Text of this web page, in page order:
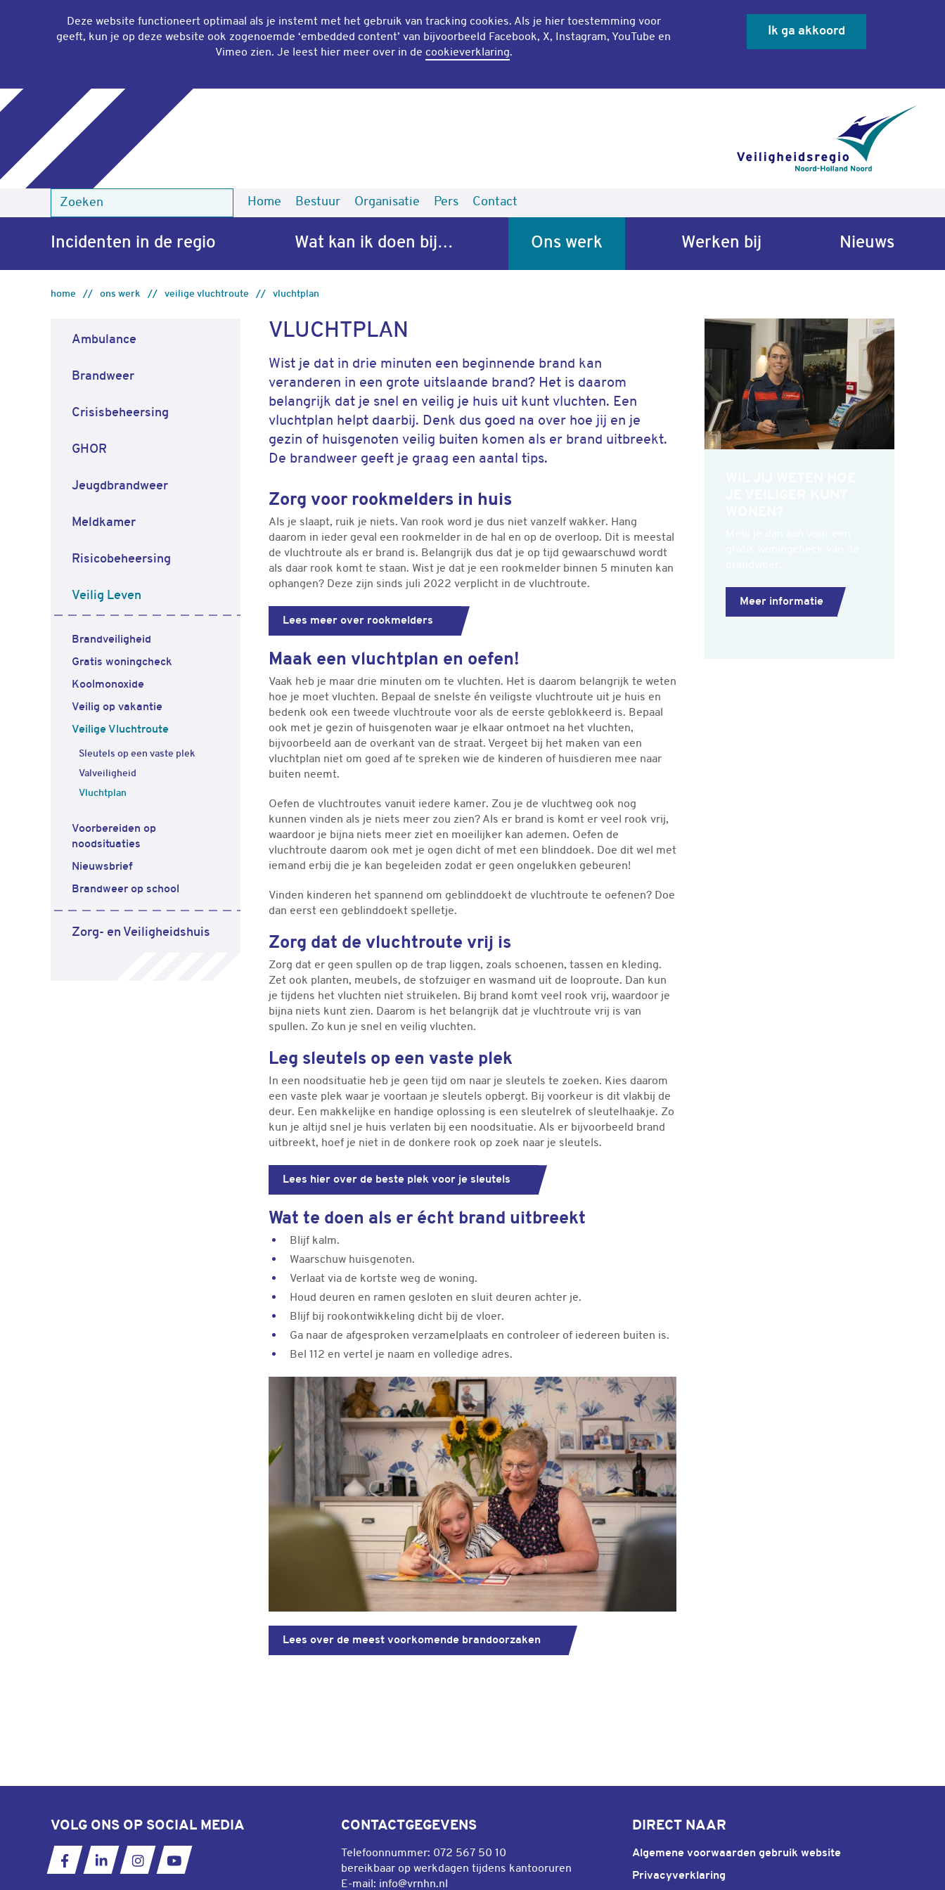
Deze website functioneert optimaal als je instemt met het gebruik van tracking cookies. Als je hier toestemming voor
geeft, kun je op deze website ook zogenoemde ‘embedded content’ van bijvoorbeeld Facebook, X, Instagram, YouTube en
Vimeo zien. Je leest hier meer over in de cookieverklaring.
Ik ga akkoord
Home Bestuur Organisatie Pers Contact
Zoeken
Incidenten in de regio Wat kan ik doen bij… Ons werk Werken bij Nieuws
home ons werk veilige vluchtroute vluchtplan
Ambulance
Brandweer
Crisisbeheersing
GHOR
Jeugdbrandweer
Meldkamer
Risicobeheersing
Veilig Leven
Brandveiligheid
Gratis woningcheck
Koolmonoxide
Veilig op vakantie
Veilige Vluchtroute
Sleutels op een vaste plek
Valveiligheid
Vluchtplan
Voorbereiden op
noodsituaties
Nieuwsbrief
Brandweer op school
Zorg- en Veiligheidshuis
VLUCHTPLAN
Wist je dat in drie minuten een beginnende brand kan
veranderen in een grote uitslaande brand? Het is daarom
belangrijk dat je snel en veilig je huis uit kunt vluchten. Een
vluchtplan helpt daarbij. Denk dus goed na over hoe jij en je
gezin of huisgenoten veilig buiten komen als er brand uitbreekt.
De brandweer geeft je graag een aantal tips.
Zorg voor rookmelders in huis
Als je slaapt, ruik je niets. Van rook word je dus niet vanzelf wakker. Hang
daarom in ieder geval een rookmelder in de hal en op de overloop. Dit is meestal
de vluchtroute als er brand is. Belangrijk dus dat je op tijd gewaarschuwd wordt
als daar rook komt te staan. Wist je dat je een rookmelder binnen 5 minuten kan
ophangen? Deze zijn sinds juli 2022 verplicht in de vluchtroute.
Lees meer over rookmelders
Maak een vluchtplan en oefen!
Vaak heb je maar drie minuten om te vluchten. Het is daarom belangrijk te weten
hoe je moet vluchten. Bepaal de snelste én veiligste vluchtroute uit je huis en
bedenk ook een tweede vluchtroute voor als de eerste geblokkeerd is. Bepaal
ook met je gezin of huisgenoten waar je elkaar ontmoet na het vluchten,
bijvoorbeeld aan de overkant van de straat. Vergeet bij het maken van een
vluchtplan niet om goed af te spreken wie de kinderen of huisdieren mee naar
buiten neemt.
Oefen de vluchtroutes vanuit iedere kamer. Zou je de vluchtweg ook nog
kunnen vinden als je niets meer zou zien? Als er brand is komt er veel rook vrij,
waardoor je bijna niets meer ziet en moeilijker kan ademen. Oefen de
vluchtroute daarom ook met je ogen dicht of met een blinddoek. Doe dit wel met
iemand erbij die je kan begeleiden zodat er geen ongelukken gebeuren!
Vinden kinderen het spannend om geblinddoekt de vluchtroute te oefenen? Doe
dan eerst een geblinddoekt spelletje.
Zorg dat de vluchtroute vrij is
Zorg dat er geen spullen op de trap liggen, zoals schoenen, tassen en kleding.
Zet ook planten, meubels, de stofzuiger en wasmand uit de looproute. Dan kun
je tijdens het vluchten niet struikelen. Bij brand komt veel rook vrij, waardoor je
bijna niets kunt zien. Daarom is het belangrijk dat je vluchtroute vrij is van
spullen. Zo kun je snel en veilig vluchten.
Leg sleutels op een vaste plek
In een noodsituatie heb je geen tijd om naar je sleutels te zoeken. Kies daarom
een vaste plek waar je voortaan je sleutels opbergt. Bij voorkeur is dit vlakbij de
deur. Een makkelijke en handige oplossing is een sleutelrek of sleutelhaakje. Zo
kun je altijd snel je huis verlaten bij een noodsituatie. Als er bijvoorbeeld brand
uitbreekt, hoef je niet in de donkere rook op zoek naar je sleutels.
Lees hier over de beste plek voor je sleutels
Wat te doen als er écht brand uitbreekt
Blijf kalm.
Waarschuw huisgenoten.
Verlaat via de kortste weg de woning.
Houd deuren en ramen gesloten en sluit deuren achter je.
Blijf bij rookontwikkeling dicht bij de vloer.
Ga naar de afgesproken verzamelplaats en controleer of iedereen buiten is.
Bel 112 en vertel je naam en volledige adres.
Lees over de meest voorkomende brandoorzaken
Gerelateerde informatie
Meer informatie
VOLG ONS OP SOCIAL MEDIA
Ga naar onze Facebookpagina
Ga naar onze LinkedIn pagina
Ga naar onze Instagram pagina
Ga naar ons YouTube kanaal
CONTACTGEGEVENS
Telefoonnummer: 072 567 50 10
bereikbaar op werkdagen tijdens kantooruren
E-mail: info@vrnhn.nl
DIRECT NAAR
Algemene voorwaarden gebruik website
Privacyverklaring